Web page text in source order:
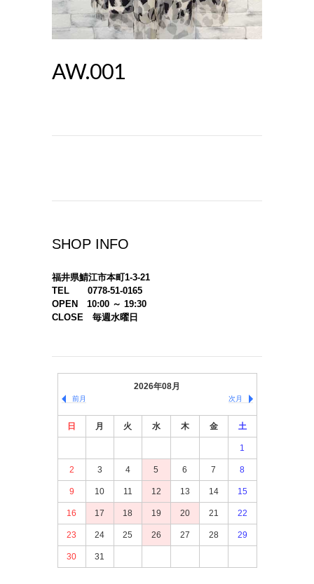
AW.001
SHOP INFO
福井県鯖江市本町1-3-21
TEL 0778-51-0165
OPEN 10:00 ～ 19:30
CLOSE 毎週水曜日
2026年08月
前月 次月
日 月 火 水 木 金 土
1
2 3 4 5 6 7 8
9 10 11 12 13 14 15
16 17 18 19 20 21 22
23 24 25 26 27 28 29
30 31